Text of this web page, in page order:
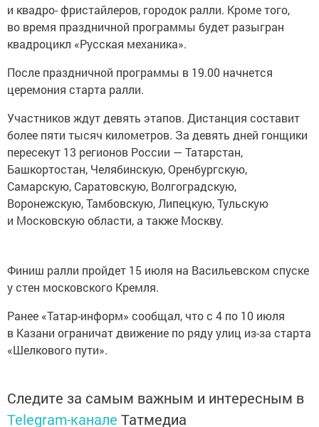
и квадро- фристайлеров, городок ралли. Кроме того,
во время праздничной программы будет разыгран
квадроцикл «Русская механика».
После праздничной программы в 19.00 начнется
церемония старта ралли.
Участников ждут девять этапов. Дистанция составит
более пяти тысяч километров. За девять дней гонщики
пересекут 13 регионов России — Татарстан,
Башкортостан, Челябинскую, Оренбургскую,
Самарскую, Саратовскую, Волгоградскую,
Воронежскую, Тамбовскую, Липецкую, Тульскую
и Московскую области, а также Москву.
Финиш ралли пройдет 15 июля на Васильевском спуске
у стен московского Кремля.
Ранее «Татар-информ» сообщал, что с 4 по 10 июля
в Казани ограничат движение по ряду улиц из-за старта
«Шелкового пути».
Следите за самым важным и интересным в
Telegram-канале Татмедиа